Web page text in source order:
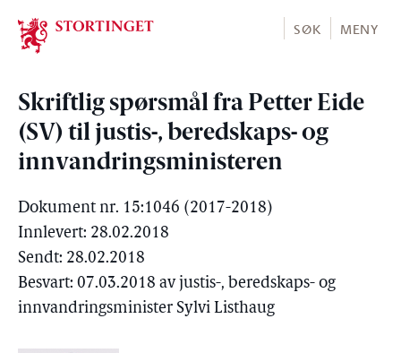
Stortinget.no
SØK MENY
Skriftlig spørsmål fra Petter Eide
(SV) til justis-, beredskaps- og
innvandringsministeren
Dokument nr. 15:1046 (2017-2018)
Innlevert: 28.02.2018
Sendt: 28.02.2018
Besvart: 07.03.2018 av justis-, beredskaps- og
innvandringsminister Sylvi Listhaug